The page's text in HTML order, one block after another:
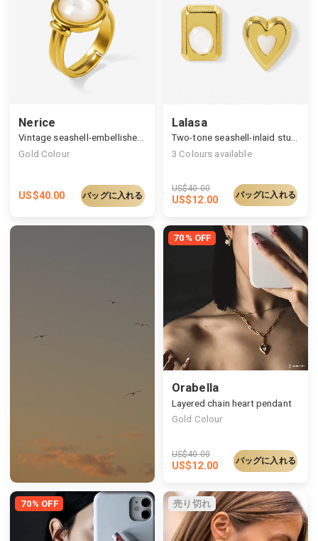
Nerice
Vintage seashell-embellished ring
Gold Colour
US$40.00 バッグに入れる
Lalasa
Two-tone seashell-inlaid studs
3 Colours available
US$40.00
US$12.00 バッグに入れる
70% OFF
Orabella
Layered chain heart pendant
Gold Colour
US$40.00
US$12.00 バッグに入れる
70% OFF 売り切れ